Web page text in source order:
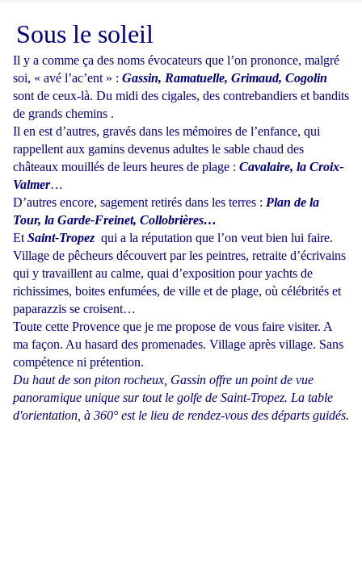
Sous le soleil
Il y a comme ça des noms évocateurs que l’on prononce, malgré
soi, « avé l’ac’ent » : Gassin, Ramatuelle, Grimaud, Cogolin
sont de ceux-là. Du midi des cigales, des contrebandiers et bandits
de grands chemins .
Il en est d’autres, gravés dans les mémoires de l’enfance, qui
rappellent aux gamins devenus adultes le sable chaud des
châteaux mouillés de leurs heures de plage : Cavalaire, la Croix-
Valmer…
D’autres encore, sagement retirés dans les terres : Plan de la
Tour, la Garde-Freinet, Collobrières…
Et Saint-Tropez qui a la réputation que l’on veut bien lui faire.
Village de pêcheurs découvert par les peintres, retraite d’écrivains
qui y travaillent au calme, quai d’exposition pour yachts de
richissimes, boites enfumées, de ville et de plage, où célébrités et
paparazzis se croisent…
Toute cette Provence que je me propose de vous faire visiter. A
ma façon. Au hasard des promenades. Village après village. Sans
compétence ni prétention.
Du haut de son piton rocheux, Gassin offre un point de vue
panoramique unique sur tout le golfe de Saint-Tropez. La table
d'orientation, à 360° est le lieu de rendez-vous des départs guidés.